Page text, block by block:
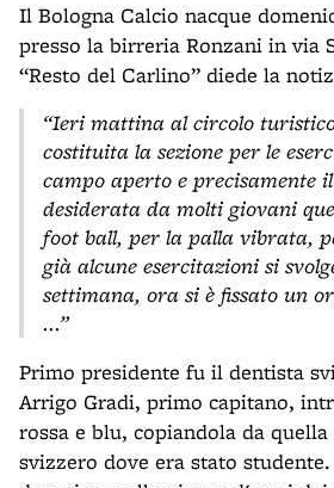
Il Bologna Calcio nacque
presso la birreria Ronzani in via
“Resto del Carlino” diede la
“Ieri mattina al circolo turistico
costituita la sezione per le
campo aperto e precisamente
desiderata da molti giovani
foot ball, per la palla vibrata,
già alcune esercitazioni si
settimana, ora si è fissato un
...”
Primo presidente fu il dentista
Arrigo Gradi, primo capitano,
rossa e blu, copiandola da
svizzero dove era stato